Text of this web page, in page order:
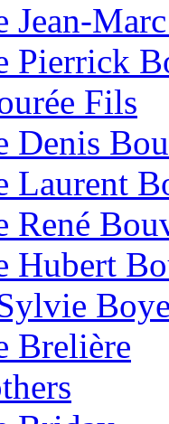
Jean-
Pierrick
Fils
Denis
Laurent
René
Hubert
Brelière